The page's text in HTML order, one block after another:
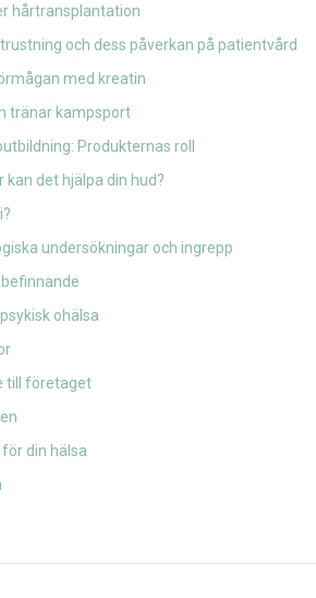
hårtransplantation
och dess påverkan på patientvård
med kreatin
tränar kampsport
Produkternas roll
kan det hjälpa din hud?
undersökningar och ingrepp
ohälsa
till företaget
din hälsa